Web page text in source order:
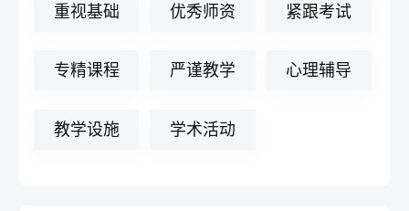
重视基础 优秀师资 紧跟考试
专精课程 严谨教学 心理辅导
教学设施 学术活动